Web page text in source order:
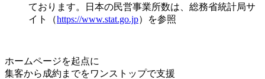
ております。日本の民営事業所数は、総務省統計局サ
イト（https://www.stat.go.jp）を参照
ホームページを起点に
集客から成約までをワンストップで支援